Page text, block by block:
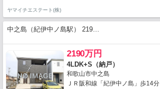
ヤマイチエステート(株)
中之島（紀伊中ノ島駅） 219…
2190万円
4LDK+S（納戸）
和歌山市中之島
ＪＲ阪和線「紀伊中ノ島」歩14分